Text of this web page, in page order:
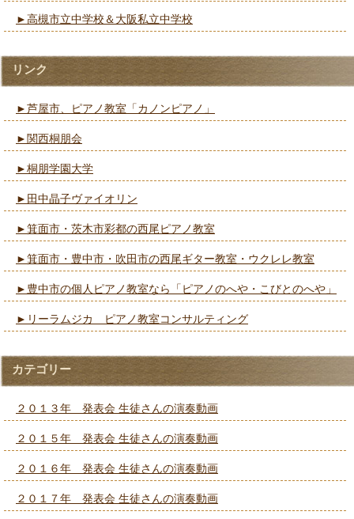
►高槻市立中学校＆大阪私立中学校
リンク
►芦屋市、ピアノ教室「カノンピアノ」
►関西桐朋会
►桐朋学園大学
►田中晶子ヴァイオリン
►箕面市・茨木市彩都の西尾ピアノ教室
►箕面市・豊中市・吹田市の西尾ギター教室・ウクレレ教室
►豊中市の個人ピアノ教室なら「ピアノのへや・こびとのへや」
►リーラムジカ ピアノ教室コンサルティング
カテゴリー
２０１３年 発表会 生徒さんの演奏動画
２０１５年 発表会 生徒さんの演奏動画
２０１６年 発表会 生徒さんの演奏動画
２０１７年 発表会 生徒さんの演奏動画